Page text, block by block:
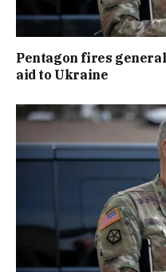
Pentagon fires
aid to Ukraine